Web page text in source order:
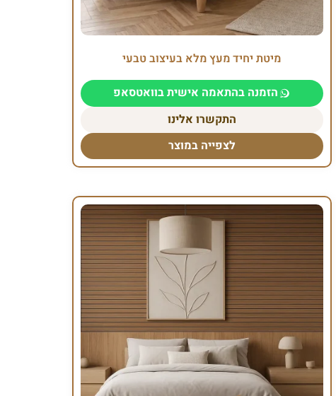
מיטת יחיד מעץ מלא בעיצוב טבעי
הזמנה בהתאמה אישית בוואטסאפ
התקשרו אלינו
לצפייה במוצר